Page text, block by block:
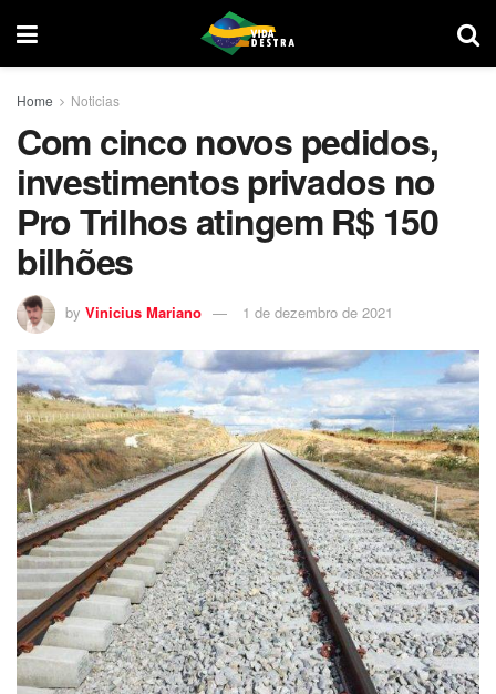
Home Noticias
Com cinco novos pedidos,
investimentos privados no
Pro Trilhos atingem R$ 150
bilhões
by Vinicius Mariano 1 de dezembro de 2021